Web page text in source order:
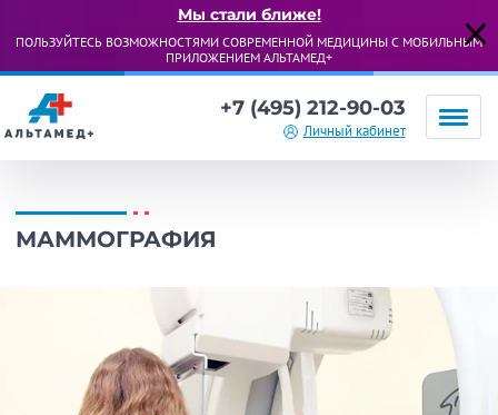
Мы стали ближе!
ПОЛЬЗУЙТЕСЬ ВОЗМОЖНОСТЯМИ СОВРЕМЕННОЙ МЕДИЦИНЫ С МОБИЛЬНЫМ
ПРИЛОЖЕНИЕМ АЛЬТАМЕД+
+7 (495) 212-90-03
Личный кабинет
МАММОГРАФИЯ